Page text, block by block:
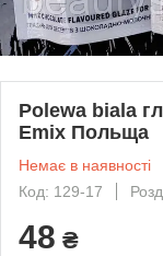
Polewa biala
Emix Польща
Немає в наявності
Код: 129-17
48 ₴